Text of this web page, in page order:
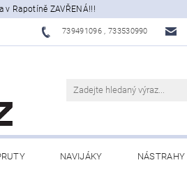
Rapotíně ZAVŘENÁ!!!
739491096 , 733530990
NAVIJÁKY NÁSTRAHY